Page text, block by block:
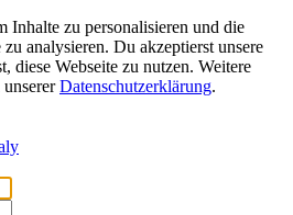
Inhalte zu personalisieren und die
analysieren. Du akzeptierst unsere
diese Webseite zu nutzen. Weitere
Datenschutzerklärung.